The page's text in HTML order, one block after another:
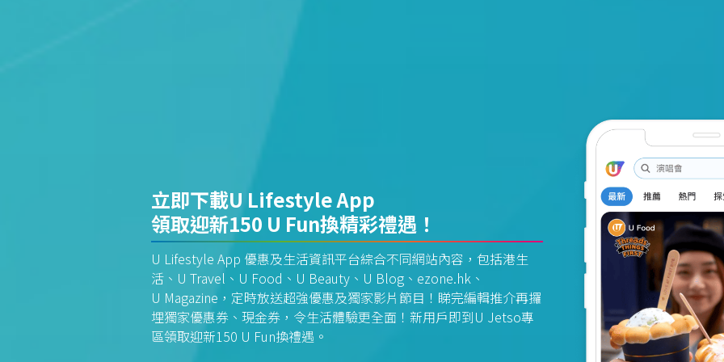
立即下載U Lifestyle App
領取迎新150 U Fun換精彩禮遇！
U Lifestyle App 優惠及生活資訊平台綜合不同網站內容，包括港生
活、U Travel、U Food、U Beauty、U Blog、ezone.hk、
U Magazine，定時放送超強優惠及獨家影片節目！睇完編輯推介再攞
埋獨家優惠券、現金券，令生活體驗更全面！新用戶即到U Jetso專
區領取迎新150 U Fun換禮遇。